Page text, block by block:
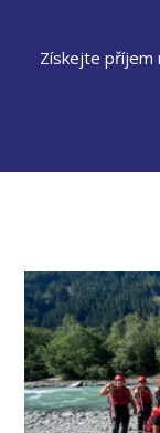
Získejte příjem